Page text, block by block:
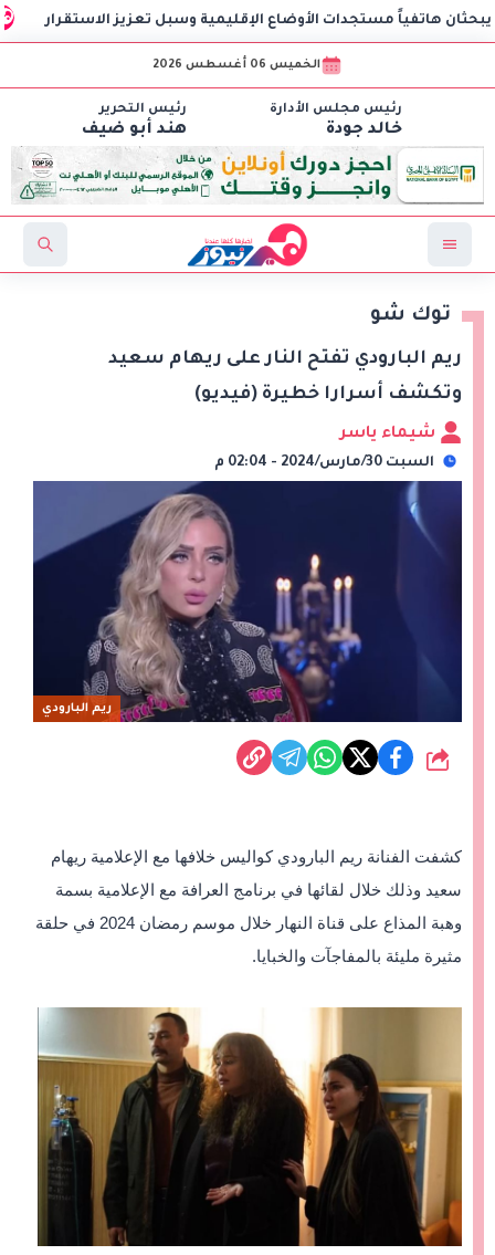
مستجدات الأوضاع الإقليمية وسبل تعزيز الاستقرار
الخميس 06 أغسطس 2026
رئيس مجلس الأدارة
خالد جودة
رئيس التحرير
هند أبو ضيف
توك شو
ريم البارودي تفتح النار على ريهام سعيد
وتكشف أسرارا خطيرة (فيديو)
شيماء ياسر
السبت 30/مارس/2024 - 02:04 م
ريم البارودي
شارك
كشفت الفنانة ريم البارودي كواليس خلافها مع الإعلامية ريهام
سعيد وذلك خلال لقائها في برنامج العرافة مع الإعلامية بسمة
وهبة المذاع على قناة النهار خلال موسم رمضان 2024 في حلقة
مثيرة مليئة بالمفاجآت والخبايا.